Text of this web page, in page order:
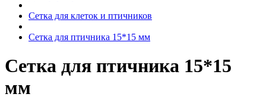
Сетка для клеток и птичников
Сетка для птичника 15*15 мм
Сетка для птичника 15*15
мм